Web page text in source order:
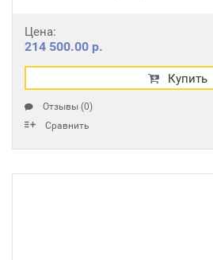
Цена:
214 500.00 р.
Купить
Отзывы (0)
Сравнить